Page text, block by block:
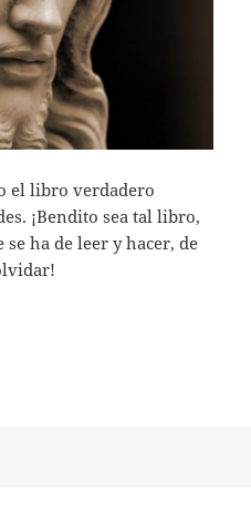
el libro verdadero
¡Bendito sea tal libro,
ha de leer y hacer, de
Santa Teresa de Jesús